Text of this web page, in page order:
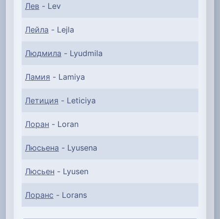
Лев - Lev
Лейла - Lejla
Людмила - Lyudmila
Ламия - Lamiya
Летиция - Leticiya
Лоран - Loran
Люсьена - Lyusena
Люсьен - Lyusen
Лоранс - Lorans